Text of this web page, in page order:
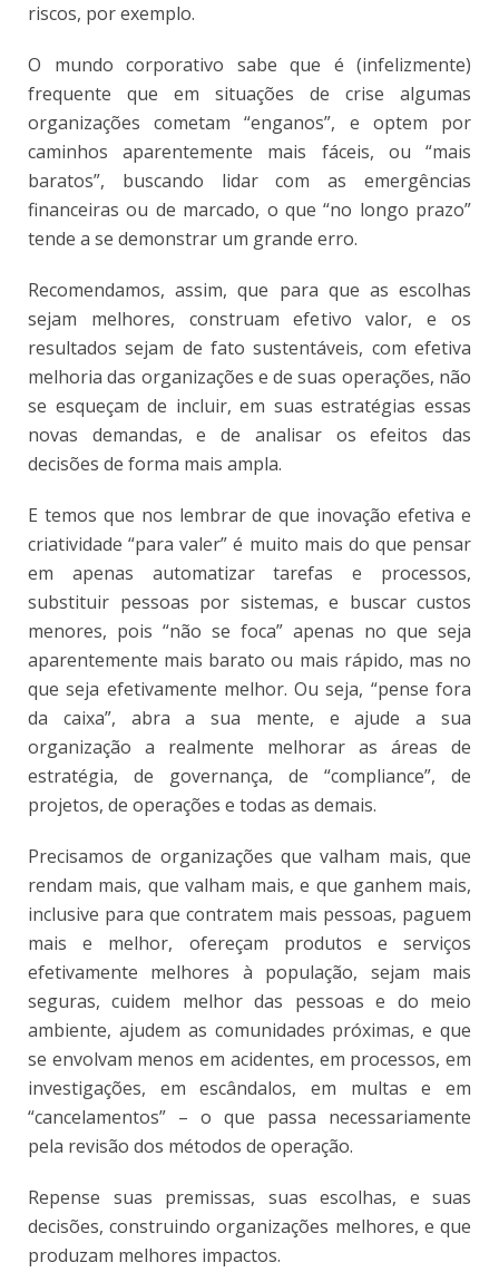
riscos, por exemplo.
O mundo corporativo sabe que é (infelizmente)
frequente que em situações de crise algumas
organizações cometam “enganos”, e optem por
caminhos aparentemente mais fáceis, ou “mais
baratos”, buscando lidar com as emergências
financeiras ou de marcado, o que “no longo prazo”
tende a se demonstrar um grande erro.
Recomendamos, assim, que para que as escolhas
sejam melhores, construam efetivo valor, e os
resultados sejam de fato sustentáveis, com efetiva
melhoria das organizações e de suas operações, não
se esqueçam de incluir, em suas estratégias essas
novas demandas, e de analisar os efeitos das
decisões de forma mais ampla.
E temos que nos lembrar de que inovação efetiva e
criatividade “para valer” é muito mais do que pensar
em apenas automatizar tarefas e processos,
substituir pessoas por sistemas, e buscar custos
menores, pois “não se foca” apenas no que seja
aparentemente mais barato ou mais rápido, mas no
que seja efetivamente melhor. Ou seja, “pense fora
da caixa”, abra a sua mente, e ajude a sua
organização a realmente melhorar as áreas de
estratégia, de governança, de “compliance”, de
projetos, de operações e todas as demais.
Precisamos de organizações que valham mais, que
rendam mais, que valham mais, e que ganhem mais,
inclusive para que contratem mais pessoas, paguem
mais e melhor, ofereçam produtos e serviços
efetivamente melhores à população, sejam mais
seguras, cuidem melhor das pessoas e do meio
ambiente, ajudem as comunidades próximas, e que
se envolvam menos em acidentes, em processos, em
investigações, em escândalos, em multas e em
“cancelamentos” – o que passa necessariamente
pela revisão dos métodos de operação.
Repense suas premissas, suas escolhas, e suas
decisões, construindo organizações melhores, e que
produzam melhores impactos.